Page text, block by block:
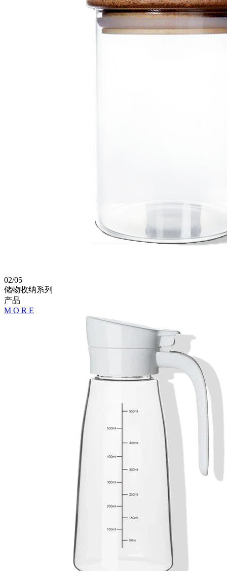
02/05
储物收纳系列
产品
M O R E